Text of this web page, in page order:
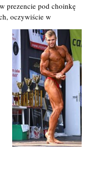
prezencie pod choinkę
oczywiście w